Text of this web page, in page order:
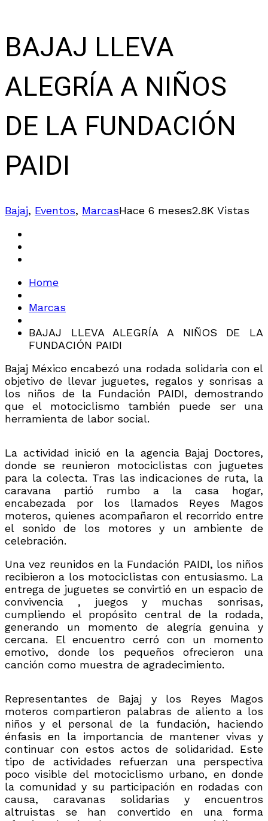
BAJAJ LLEVA
ALEGRÍA A NIÑOS
DE LA FUNDACIÓN
PAIDI
Bajaj, Eventos, MarcasHace 6 meses2.8K Vistas
Home
Marcas
BAJAJ LLEVA ALEGRÍA A NIÑOS DE LA
FUNDACIÓN PAIDI
Bajaj México encabezó una rodada solidaria con el
objetivo de llevar juguetes, regalos y sonrisas a
los niños de la Fundación PAIDI, demostrando
que el motociclismo también puede ser una
herramienta de labor social.
La actividad inició en la agencia Bajaj Doctores,
donde se reunieron motociclistas con juguetes
para la colecta. Tras las indicaciones de ruta, la
caravana partió rumbo a la casa hogar,
encabezada por los llamados Reyes Magos
moteros, quienes acompañaron el recorrido entre
el sonido de los motores y un ambiente de
celebración.
Una vez reunidos en la Fundación PAIDI, los niños
recibieron a los motociclistas con entusiasmo. La
entrega de juguetes se convirtió en un espacio de
convivencia , juegos y muchas sonrisas,
cumpliendo el propósito central de la rodada,
generando un momento de alegría genuina y
cercana. El encuentro cerró con un momento
emotivo, donde los pequeños ofrecieron una
canción como muestra de agradecimiento.
Representantes de Bajaj y los Reyes Magos
moteros compartieron palabras de aliento a los
niños y el personal de la fundación, haciendo
énfasis en la importancia de mantener vivas y
continuar con estos actos de solidaridad. Este
tipo de actividades refuerzan una perspectiva
poco visible del motociclismo urbano, en donde
la comunidad y su participación en rodadas con
causa, caravanas solidarias y encuentros
altruistas se han convertido en una forma